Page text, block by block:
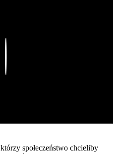
społeczeństwo chcieliby